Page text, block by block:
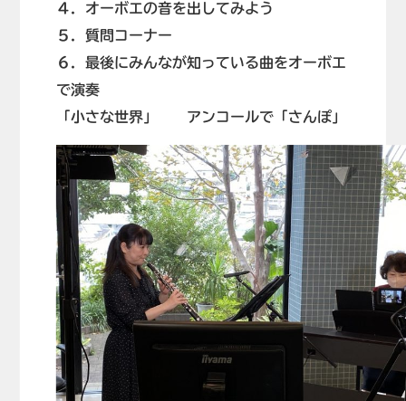
４．オーボエの音を出してみよう
５．質問コーナー
６．最後にみんなが知っている曲をオーボエ
で演奏
「小さな世界」 アンコールで「さんぽ」